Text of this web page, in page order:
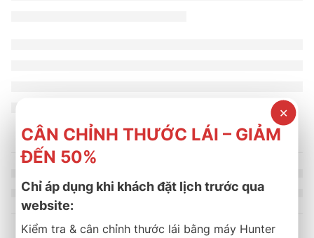
✕
CÂN CHỈNH THƯỚC LÁI – GIẢM
ĐẾN 50%
Chỉ áp dụng khi khách đặt lịch trước qua
website:
Kiểm tra & cân chỉnh thước lái bằng máy Hunter